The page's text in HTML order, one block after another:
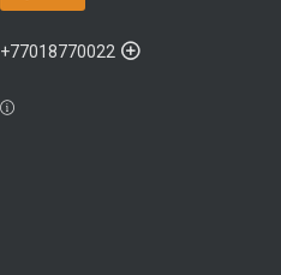
+77018770022